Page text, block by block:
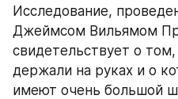
Исследование,
Джеймсом Вильямом
свидетельствует о
держали на руках и о
имеют очень большой